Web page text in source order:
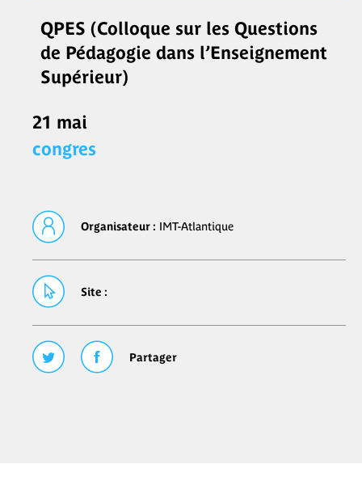
QPES (Colloque sur les Questions
de Pédagogie dans l’Enseignement
Supérieur)
21 mai
congres
Organisateur : IMT-Atlantique
Site :
Partager